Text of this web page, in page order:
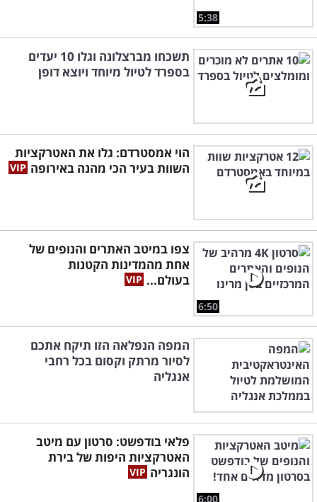
5:38
תשכחו מברצלונה וגלו 10 יעדים
בספרד לטיול מיוחד ויוצא דופן
הוי אמסטרדם: גלו את האטרקציות
השוות בעיר הכי מהנה באירופה
6:50
צפו במיטב האתרים והנופים של
אחת מהמדינות הקטנות
בעולם...
המפה הנפלאה הזו תיקח אתכם
לסיור מרתק וקסום בכל רחבי
אנגליה
6:00
פלאי בודפשט: סרטון עם מיטב
האטרקציות היפות של בירת
הונגריה